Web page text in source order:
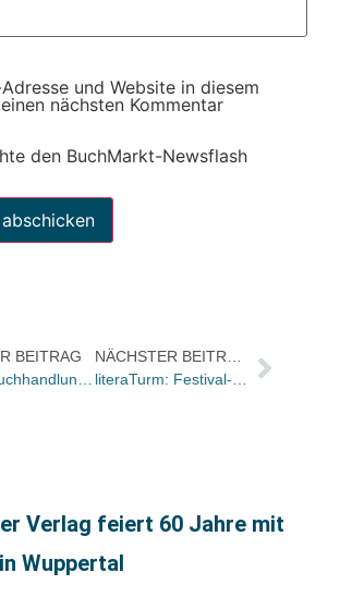
und Website in diesem
nächsten Kommentar
den BuchMarkt-Newsflash
BEITRAG
Alpha-Buchhandlung verlässt nach 90 Jahren Standort in Gießen
NÄCHSTER BEITRAG
literaTurm: Festival-Eröffnung mit Blick aus der 41. Etage
Verlag feiert 60 Jahre mit
Wuppertal